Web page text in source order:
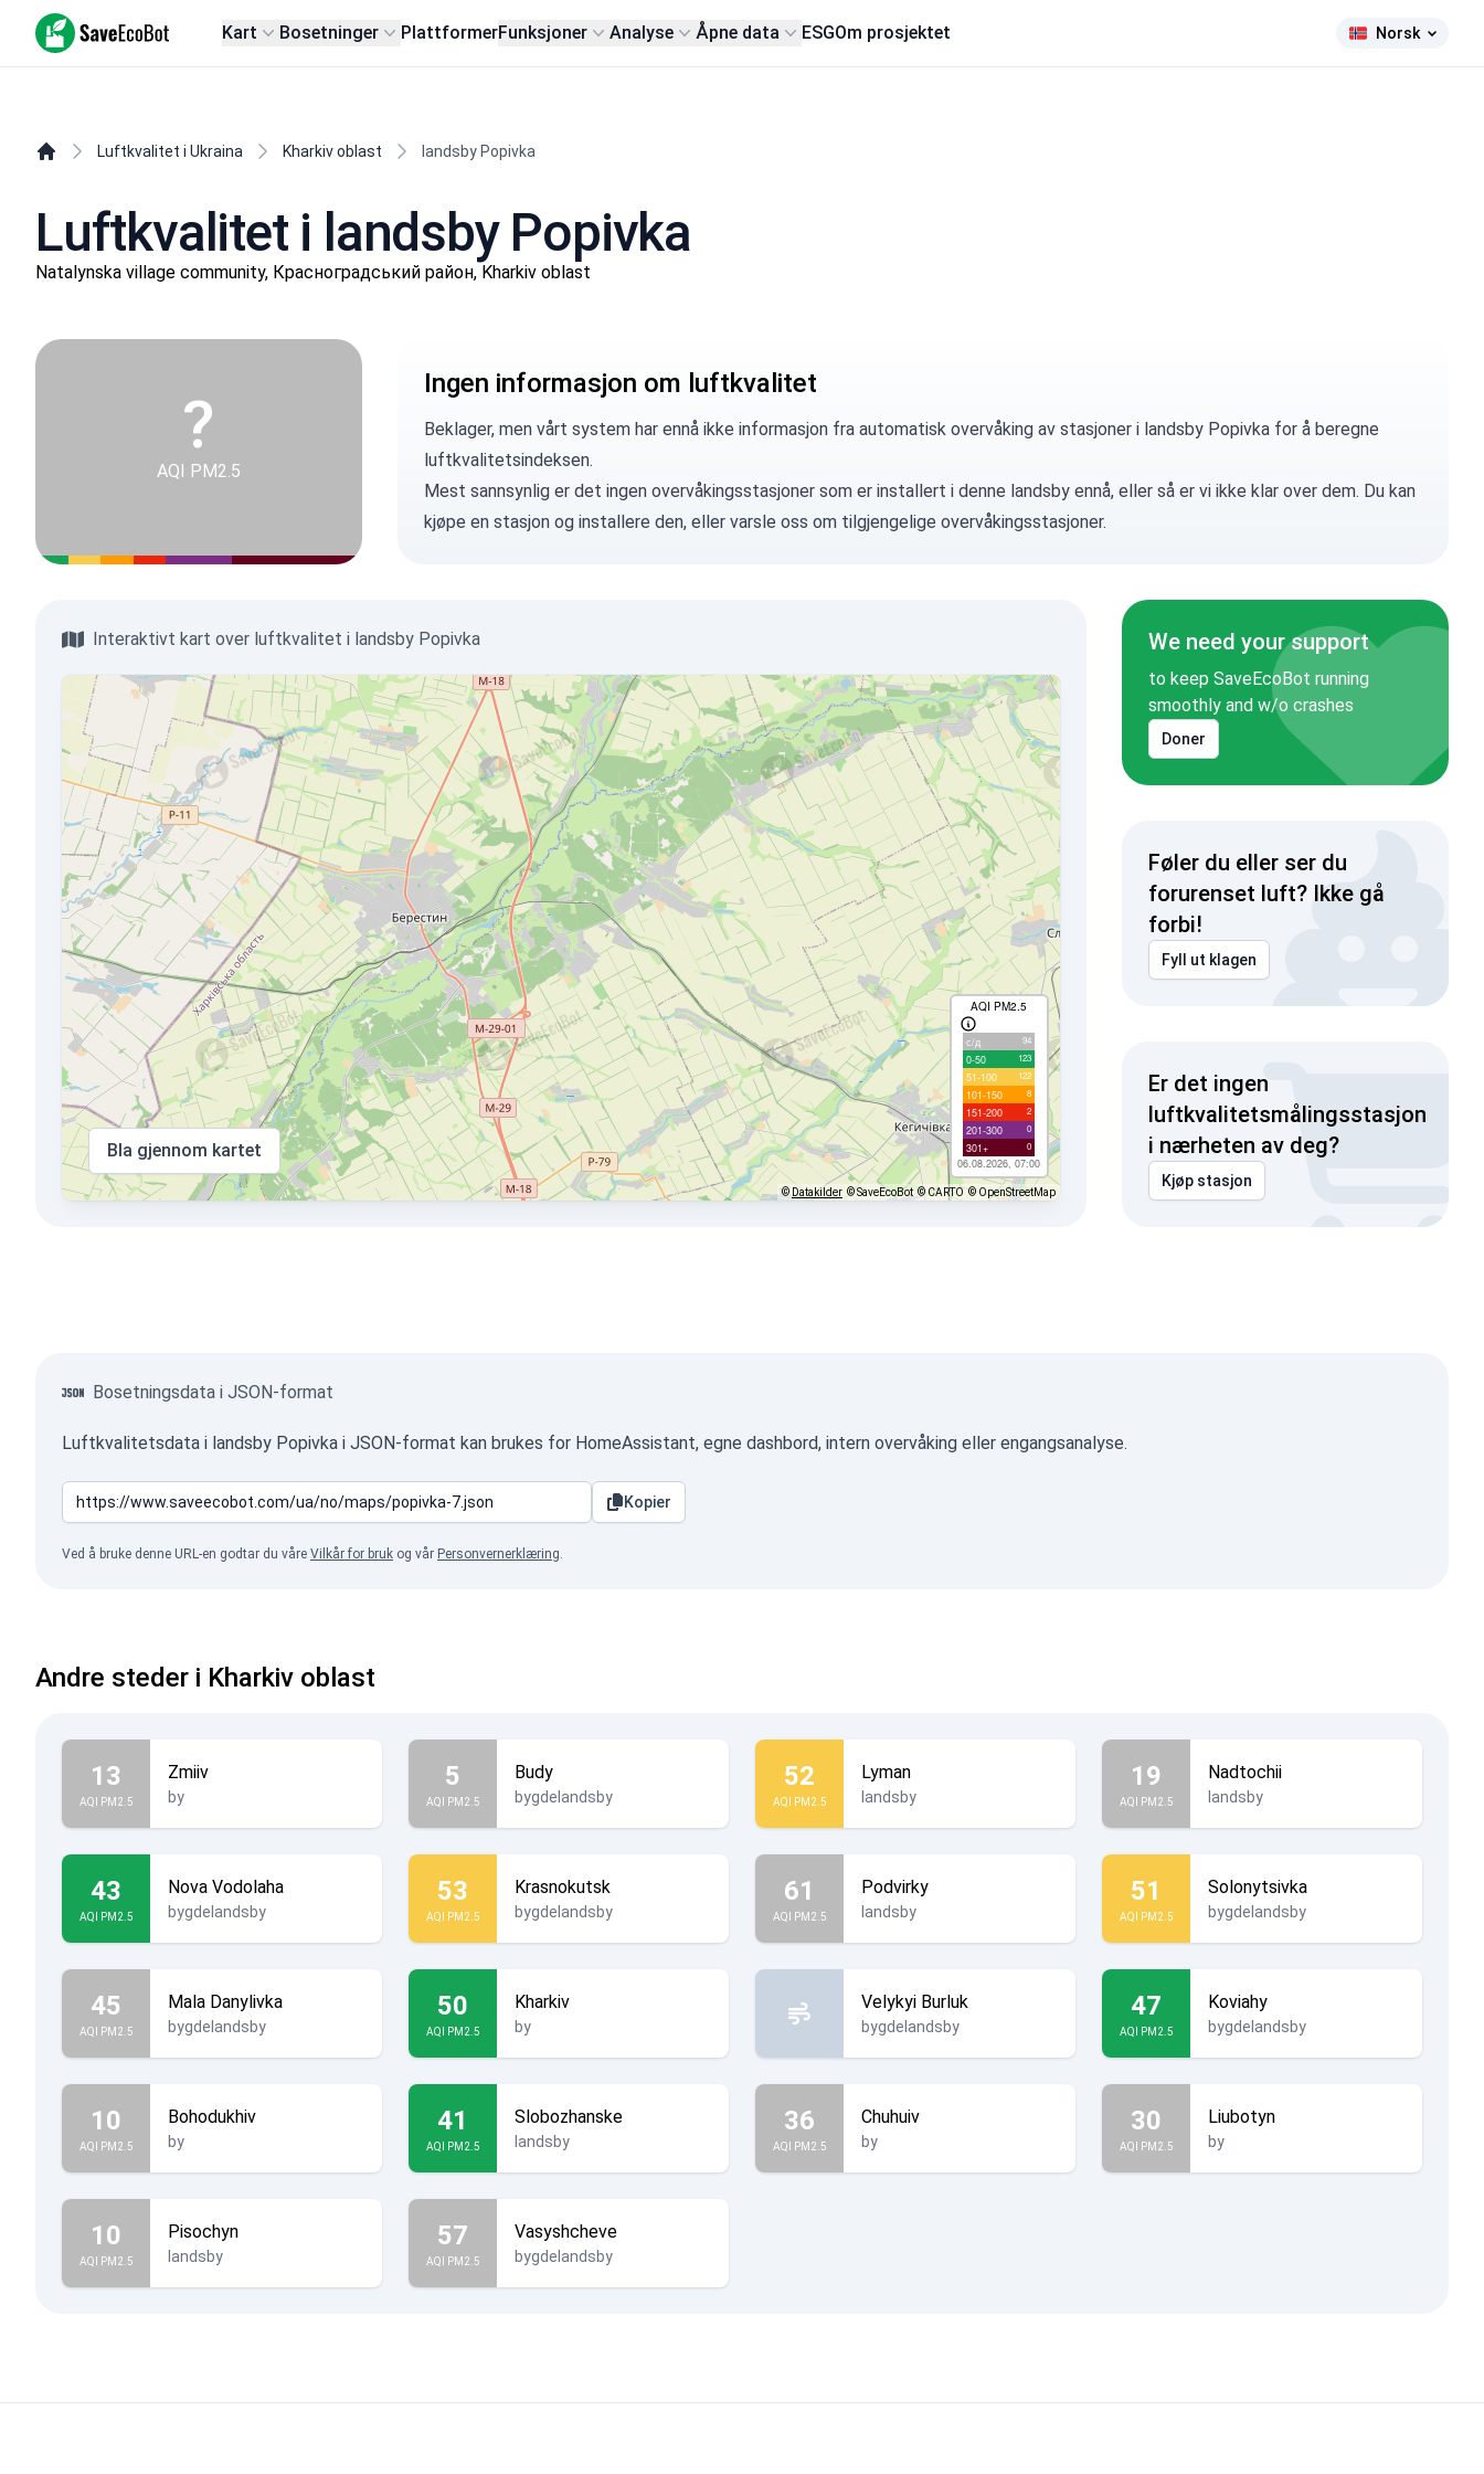
SaveEcoBot Kart Bosetninger PlattformerFunksjoner Analyse Åpne data ESGOm prosjektet Norsk
Luftkvalitet i Ukraina Kharkiv oblast landsby Popivka
Luftkvalitet i landsby Popivka
Natalynska village community, Красноградський район, Kharkiv oblast
?
AQI PM2.5
Ingen informasjon om luftkvalitet
Beklager, men vårt system har ennå ikke informasjon fra automatisk overvåking av stasjoner i landsby Popivka for å beregne
luftkvalitetsindeksen.
Mest sannsynlig er det ingen overvåkingsstasjoner som er installert i denne landsby ennå, eller så er vi ikke klar over dem. Du kan
kjøpe en stasjonog installere den, eller varsle oss om tilgjengelige overvåkingsstasjoner.
Interaktivt kart over luftkvalitet i landsby Popivka
AQI PM2.5
с/д 94
0-50 123
51-100 122
101-150 8
151-200 2
201-300 0
301+ 0
06.08.2026, 07:00
Bla gjennom kartet
© Datakilder © SaveEcoBot © CARTO © OpenStreetMap
We need your support
to keep SaveEcoBot running
smoothly and w/o crashes
Doner
Føler du eller ser du
forurenset luft? Ikke gå
forbi!
Fyll ut klagen
Er det ingen
luftkvalitetsmålingsstasjon
i nærheten av deg?
Kjøp stasjon
Bosetningsdata i JSON-format
Luftkvalitetsdata i landsby Popivka i JSON-format kan brukes for HomeAssistant, egne dashbord, intern overvåking eller engangsanalyse.
Kopier
Ved å bruke denne URL-en godtar du våre Vilkår for bruk og vår Personvernerklæring.
Andre steder i Kharkiv oblast
13
AQI PM2.5
Zmiiv
by
5
AQI PM2.5
Budy
bygdelandsby
52
AQI PM2.5
Lyman
landsby
19
AQI PM2.5
Nadtochii
landsby
43
AQI PM2.5
Nova Vodolaha
bygdelandsby
53
AQI PM2.5
Krasnokutsk
bygdelandsby
61
AQI PM2.5
Podvirky
landsby
51
AQI PM2.5
Solonytsivka
bygdelandsby
45
AQI PM2.5
Mala Danylivka
bygdelandsby
50
AQI PM2.5
Kharkiv
by
Velykyi Burluk
bygdelandsby
47
AQI PM2.5
Koviahy
bygdelandsby
10
AQI PM2.5
Bohodukhiv
by
41
AQI PM2.5
Slobozhanske
landsby
36
AQI PM2.5
Chuhuiv
by
30
AQI PM2.5
Liubotyn
by
10
AQI PM2.5
Pisochyn
landsby
57
AQI PM2.5
Vasyshcheve
bygdelandsby